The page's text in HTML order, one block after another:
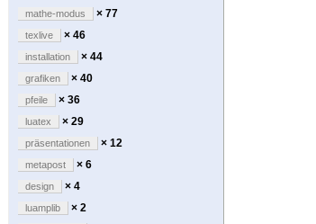
mathe-modus × 77
texlive × 46
installation × 44
grafiken × 40
pfeile × 36
luatex × 29
präsentationen × 12
metapost × 6
design × 4
luamplib
× 2